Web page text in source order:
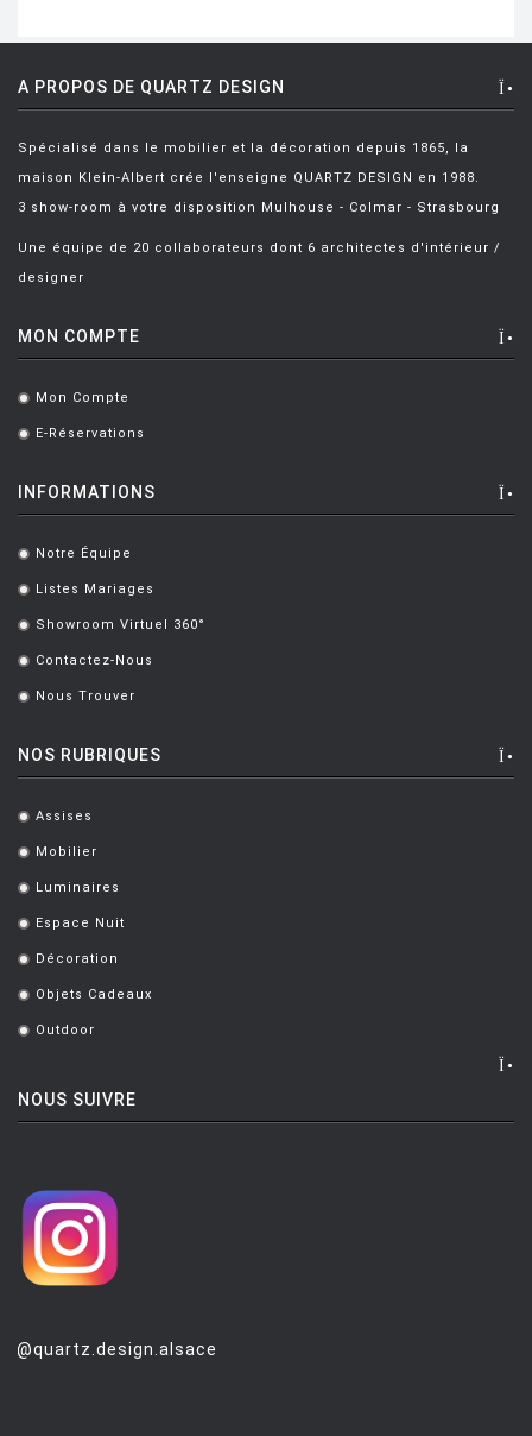
A PROPOS DE QUARTZ DESIGN
Spécialisé dans le mobilier et la décoration depuis 1865, la
maison Klein-Albert crée l'enseigne QUARTZ DESIGN en 1988.
3 show-room à votre disposition Mulhouse - Colmar - Strasbourg
Une équipe de 20 collaborateurs dont 6 architectes d'intérieur /
designer
MON COMPTE
. Mon Compte
. E-Réservations
INFORMATIONS
. Notre Équipe
. Listes Mariages
. Showroom Virtuel 360°
. Contactez-Nous
. Nous Trouver
NOS RUBRIQUES
. Assises
. Mobilier
. Luminaires
. Espace Nuit
. Décoration
. Objets Cadeaux
. Outdoor
NOUS SUIVRE
@quartz.design.alsace